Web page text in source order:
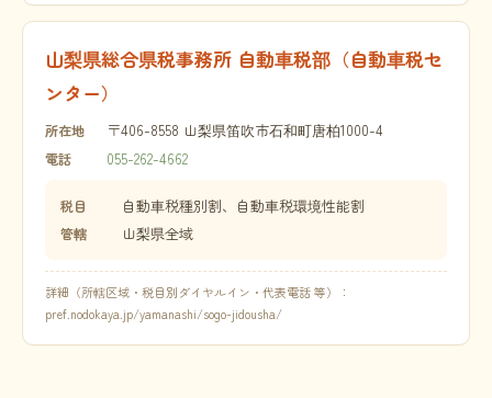
山梨県総合県税事務所 自動車税部（自動車税セ
ンター）
所在地 〒406-8558 山梨県笛吹市石和町唐柏1000-4
電話 055-262-4662
税目 自動車税種別割、自動車税環境性能割
管轄 山梨県全域
詳細（所轄区域・税目別ダイヤルイン・代表電話 等）：
pref.nodokaya.jp/yamanashi/sogo-jidousha/